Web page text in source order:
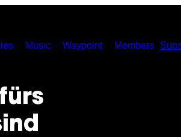
Music Waypoint Members